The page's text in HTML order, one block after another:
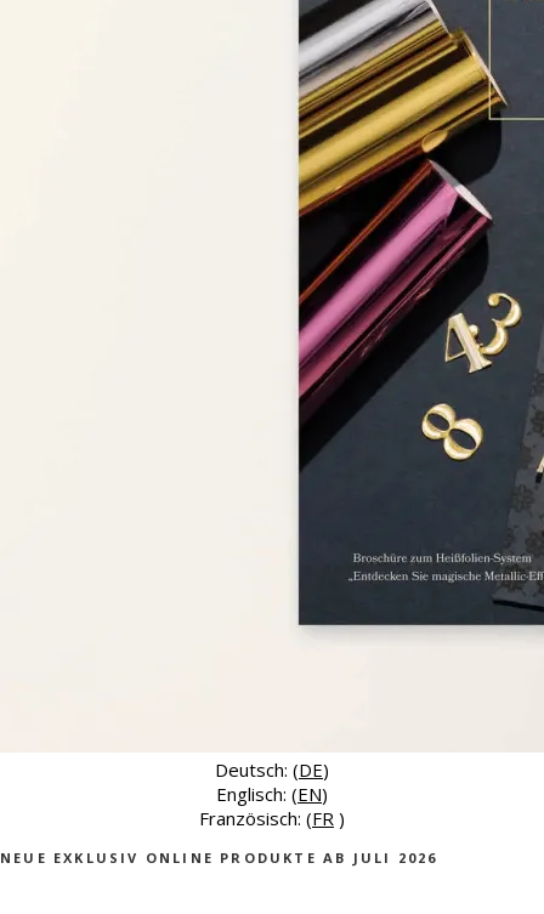
Deutsch: (DE)
Englisch: (EN)
Französisch: (FR )
NEUE EXKLUSIV ONLINE PRODUKTE AB JULI 2026